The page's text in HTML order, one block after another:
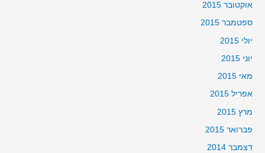
אוקטובר 2015
ספטמבר 2015
יולי 2015
יוני 2015
מאי 2015
אפריל 2015
מרץ 2015
פברואר 2015
דצמבר 2014